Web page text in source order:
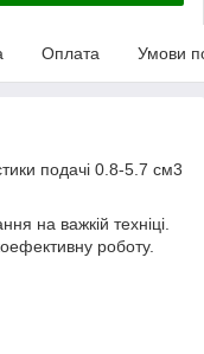
Оплата Умови
подачі 0.8-5.7 см3
на важкій техніці.
роботу.